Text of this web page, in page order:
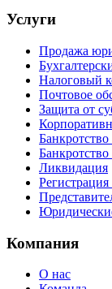
Услуги
Продажа
Налоговый
Почтовое
Защита от
Ликвидация
Компания
О нас